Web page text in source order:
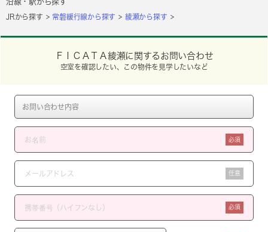
沿線・駅から探す
JRから探す 常磐緩行線から探す 綾瀬から探す
ＦＩＣＡＴＡ綾瀬に関するお問い合わせ
空室を確認したい、この物件を見学したいなど
必須
任意
必須